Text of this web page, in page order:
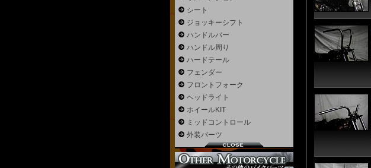
ハンドルバー
ハンドル周り
ヘッドライト
マフラー
外装パーツ
シート
ジョッキーシフト
ハンドルバー
ハンドル周り
ハードテール
フェンダー
フロントフォーク
ヘッドライト
ホイールKIT
ミッドコントロール
外装パーツ